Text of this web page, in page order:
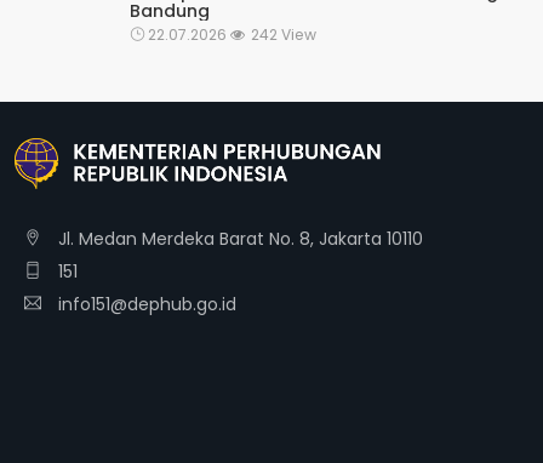
Bandung
22.07.2026 242 View
Jl. Medan Merdeka Barat No. 8, Jakarta 10110
151
info151@dephub.go.id